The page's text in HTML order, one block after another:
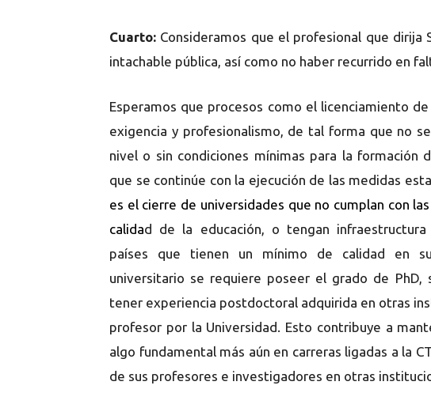
Cuarto: Consideramos que el profesional que dirija
intachable pública, así como no haber recurrido en
Esperamos que procesos como el licenciamiento
exigencia y profesionalismo, de tal forma que no
nivel o sin condiciones mínimas para la formación
que se continúe con la ejecución de las medidas
es el cierre de universidades que no cumplan con
calidad de la educación, o tengan
países que tienen un mínimo de calidad en
universitario se requiere poseer el grado de PhD,
tener experiencia postdoctoral adquirida en otras
profesor por la Universidad. Esto contribuye a
algo fundamental más aún en carreras ligadas a la
de sus profesores e investigadores en otras